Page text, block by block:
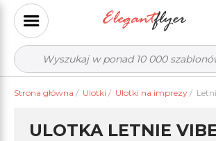
Strona główna / Ulotki / Ulotki na imprezy /
ULOTKA LETNIE